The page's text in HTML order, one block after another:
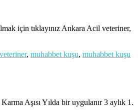
için tıklayınız Ankara Acil veteriner,
, muhabbet kuşu, muhabbet kuşu
Aşısı Yılda bir uygulanır 3 aylık 1.